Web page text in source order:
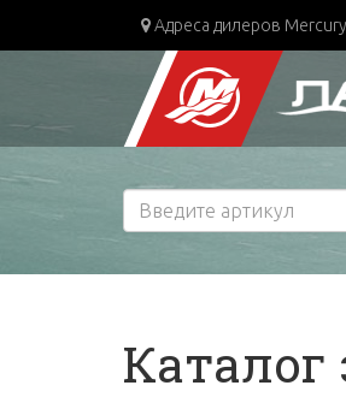
Адреса дилеров Mercury
Каталог